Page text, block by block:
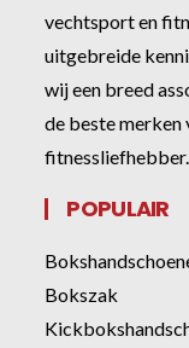
vechtsport en
uitgebreide
wij een breed
de beste
fitnessliefhebber.
POPULAIR
Bokszak